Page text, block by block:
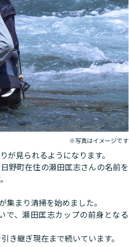
※写真はイメージです
見られるようになります。
野町在住の瀬田匡志さんの名前を
まり清掃を始めました。
で、瀬田匡志カップの前身となる
き継ぎ現在まで続いています。